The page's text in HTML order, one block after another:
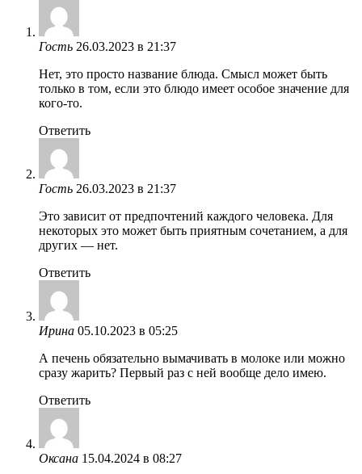
Гость 26.03.2023 в 21:37
Нет, это просто название блюда. Смысл может быть
только в том, если это блюдо имеет особое значение для
кого-то.
Ответить
Гость 26.03.2023 в 21:37
Это зависит от предпочтений каждого человека. Для
некоторых это может быть приятным сочетанием, а для
других — нет.
Ответить
Ирина 05.10.2023 в 05:25
А печень обязательно вымачивать в молоке или можно
сразу жарить? Первый раз с ней вообще дело имею.
Ответить
Оксана 15.04.2024 в 08:27